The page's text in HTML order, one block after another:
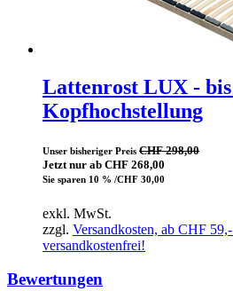
Lattenrost LUX -
Kopfhochstellung
Unser bisheriger Preis CHF 298,00
Jetzt nur ab CHF 268,00
Sie sparen 10 % /CHF 30,00
exkl. MwSt.
zzgl. Versandkosten, ab CHF
versandkostenfrei!
Bewertungen